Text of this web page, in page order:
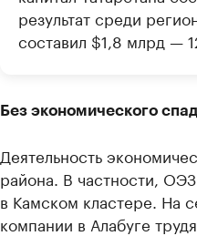
результат среди
составил $1,8 млрд —
Без экономического
Деятельность
района. В частности,
в Камском кластере. На
компании в Алабуге